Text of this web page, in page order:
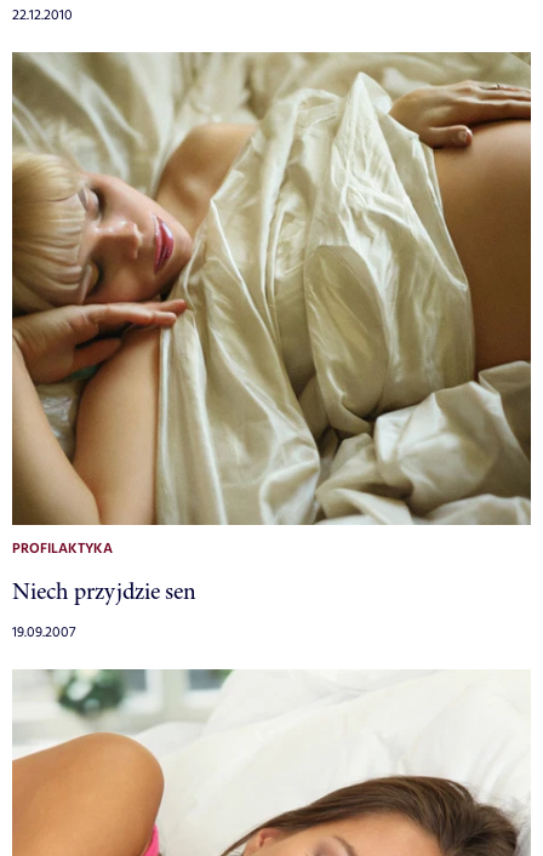
22.12.2010
PROFILAKTYKA
Niech przyjdzie sen
19.09.2007